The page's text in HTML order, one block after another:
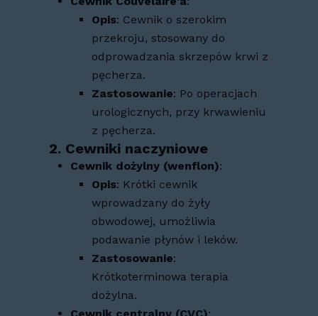
Opis: Cewnik o szerokim
przekroju, stosowany do
odprowadzania skrzepów krwi z
pęcherza.
Zastosowanie: Po operacjach
urologicznych, przy krwawieniu
z pęcherza.
2. Cewniki naczyniowe
Cewnik dożylny (wenflon):
Opis: Krótki cewnik
wprowadzany do żyły
obwodowej, umożliwia
podawanie płynów i leków.
Zastosowanie:
Krótkoterminowa terapia
dożylna.